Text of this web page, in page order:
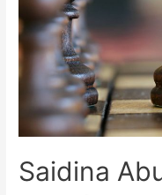
Saidina